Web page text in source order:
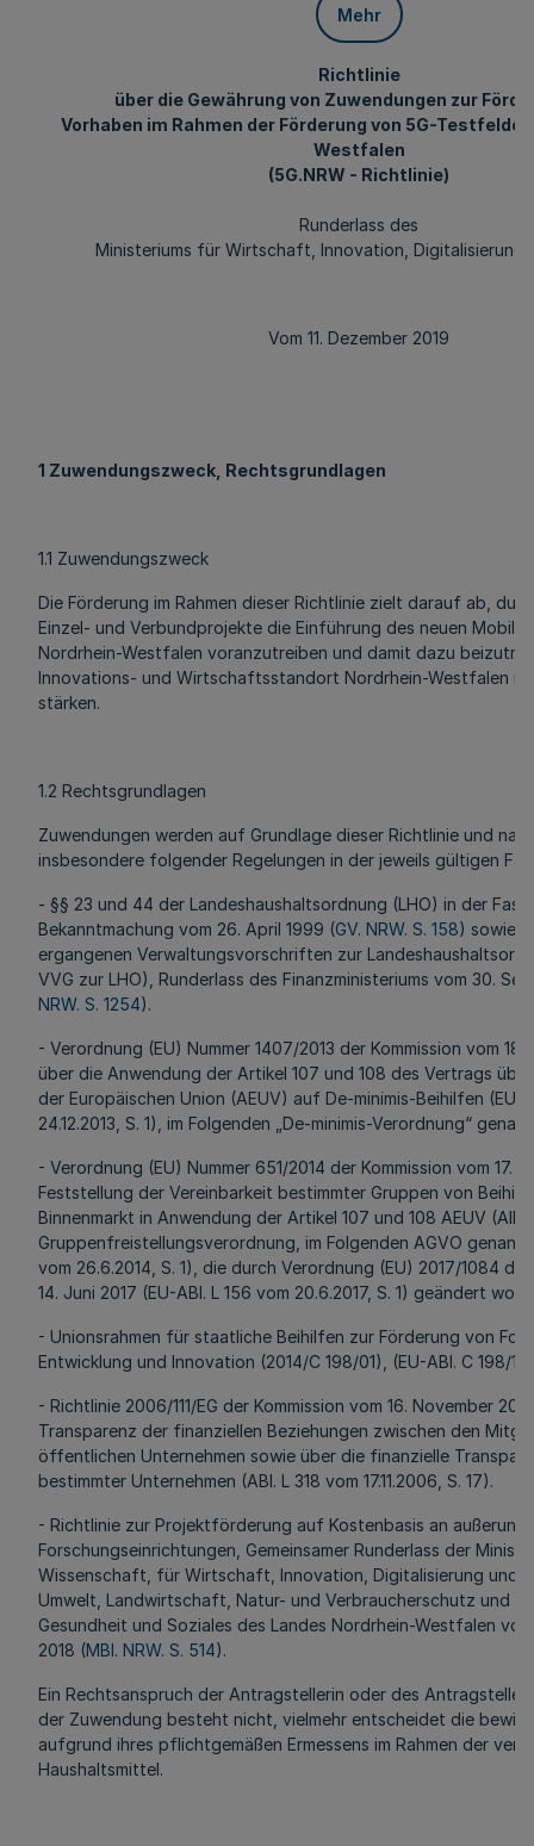
Mehr
Richtlinie
über die Gewährung von Zuwendungen zur
Vorhaben im Rahmen der Förderung von 5G-
Westfalen
(5G.NRW - Richtlinie)
Runderlass des
Ministeriums für Wirtschaft, Innovation, Digitalisierung
Vom 11. Dezember 2019
1 Zuwendungszweck, Rechtsgrundlagen
1.1 Zuwendungszweck
Die Förderung im Rahmen dieser Richtlinie zielt darauf ab,
Einzel- und Verbundprojekte die Einführung des neuen
Nordrhein-Westfalen voranzutreiben und damit dazu
Innovations- und Wirtschaftsstandort Nordrhein-Westfalen
stärken.
1.2 Rechtsgrundlagen
Zuwendungen werden auf Grundlage dieser Richtlinie und
insbesondere folgender Regelungen in der jeweils gültigen
- §§ 23 und 44 der Landeshaushaltsordnung (LHO) in der
Bekanntmachung vom 26. April 1999 (GV. NRW. S. 158) sowie
ergangenen Verwaltungsvorschriften zur
VVG zur LHO), Runderlass des Finanzministeriums vom 30.
NRW. S. 1254).
- Verordnung (EU) Nummer 1407/2013 der Kommission vom 18.
über die Anwendung der Artikel 107 und 108 des Vertrags
der Europäischen Union (AEUV) auf De-minimis-Beihilfen (EU-
24.12.2013, S. 1), im Folgenden „De-minimis-Verordnung“
- Verordnung (EU) Nummer 651/2014 der Kommission vom 17.
Feststellung der Vereinbarkeit bestimmter Gruppen von
Binnenmarkt in Anwendung der Artikel 107 und 108 AEUV
Gruppenfreistellungsverordnung, im Folgenden AGVO
vom 26.6.2014, S. 1), die durch Verordnung (EU) 2017/1084
14. Juni 2017 (EU-ABl. L 156 vom 20.6.2017, S. 1) geändert
- Unionsrahmen für staatliche Beihilfen zur Förderung von
Entwicklung und Innovation (2014/C 198/01), (EU-ABl. C 198/1
- Richtlinie 2006/111/EG der Kommission vom 16. November
Transparenz der finanziellen Beziehungen zwischen den
öffentlichen Unternehmen sowie über die finanzielle
bestimmter Unternehmen (ABl. L 318 vom 17.11.2006, S. 17).
- Richtlinie zur Projektförderung auf Kostenbasis an
Forschungseinrichtungen, Gemeinsamer Runderlass der
Wissenschaft, für Wirtschaft, Innovation, Digitalisierung und
Umwelt, Landwirtschaft, Natur- und Verbraucherschutz und
Gesundheit und Soziales des Landes Nordrhein-Westfalen
2018 (MBl. NRW. S. 514).
Ein Rechtsanspruch der Antragstellerin oder des
der Zuwendung besteht nicht, vielmehr entscheidet die
aufgrund ihres pflichtgemäßen Ermessens im Rahmen der
Haushaltsmittel.